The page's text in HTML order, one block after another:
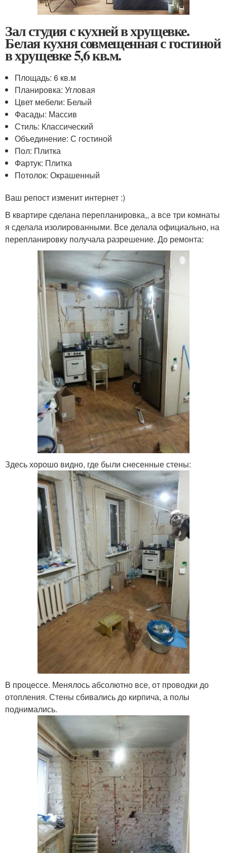
Зал студия с кухней в хрущевке.
Белая кухня совмещенная с гостиной
в хрущевке 5,6 кв.м.
Площадь: 6 кв.м
Планировка: Угловая
Цвет мебели: Белый
Фасады: Массив
Стиль: Классический
Объединение: С гостиной
Пол: Плитка
Фартук: Плитка
Потолок: Окрашенный
Ваш репост изменит интернет :)
В квартире сделана перепланировка,, а все три комнаты
я сделала изолированными. Все делала официально, на
перепланировку получала разрешение. До ремонта:
Здесь хорошо видно, где были снесенные стены:
В процессе. Менялось абсолютно все, от проводки до
отопления. Стены сбивались до кирпича, а полы
поднимались.